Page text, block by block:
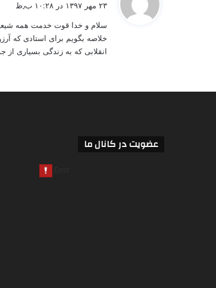
:
۲۳ مهر ۱۳۹۷ در ۱۰:۲۸ ب٫ظ
سلام و خدا قوت خدمت همه
خلاصه بگویم برای استادی که
انقلابی که به زندگی بسیاری از
عضویت در کانال ما